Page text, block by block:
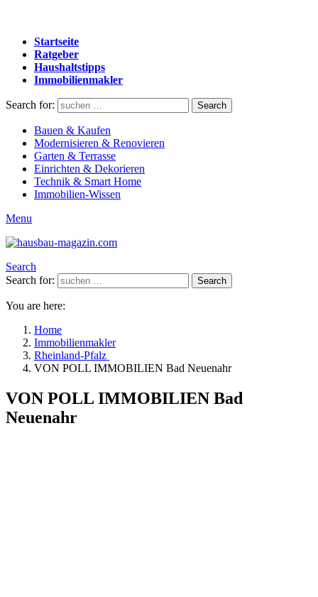
Startseite
Ratgeber
Haushaltstipps
Immobilienmakler
Search for: Search
Bauen & Kaufen
Modernisieren & Renovieren
Garten & Terrasse
Einrichten & Dekorieren
Technik & Smart Home
Immobilien-Wissen
Menu
Search
Search for:
Search
You are here:
Home
Immobilienmakler
Rheinland-Pfalz
VON POLL IMMOBILIEN Bad Neuenahr
VON POLL IMMOBILIEN Bad
Neuenahr